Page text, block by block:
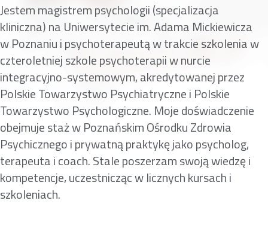
Jestem magistrem psychologii (specjalizacja
kliniczna) na Uniwersytecie im. Adama Mickiewicza
w Poznaniu i psychoterapeutą w trakcie szkolenia w
czteroletniej szkole psychoterapii w nurcie
integracyjno-systemowym, akredytowanej przez
Polskie Towarzystwo Psychiatryczne i Polskie
Towarzystwo Psychologiczne. Moje doświadczenie
obejmuje staż w Poznańskim Ośrodku Zdrowia
Psychicznego i prywatną praktykę jako psycholog,
terapeuta i coach. Stale poszerzam swoją wiedzę i
kompetencje, uczestnicząc w licznych kursach i
szkoleniach.